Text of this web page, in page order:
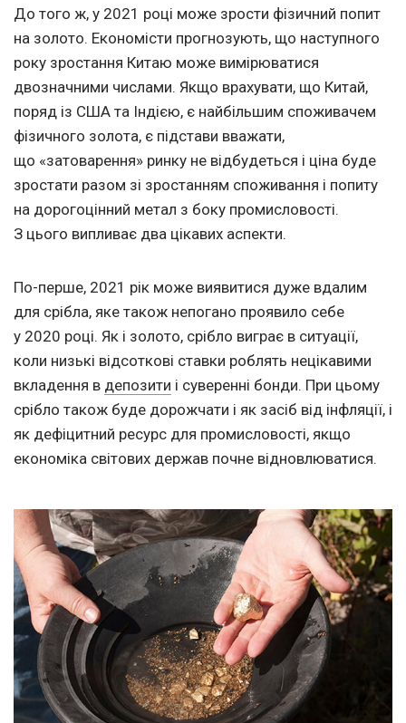
До того ж, у 2021 році може зрости фізичний попит
на золото. Економісти прогнозують, що наступного
року зростання Китаю може вимірюватися
двозначними числами. Якщо врахувати, що Китай,
поряд із США та Індією, є найбільшим споживачем
фізичного золота, є підстави вважати,
що «затоварення» ринку не відбудеться і ціна буде
зростати разом зі зростанням споживання і попиту
на дорогоцінний метал з боку промисловості.
З цього випливає два цікавих аспекти.
По-перше, 2021 рік може виявитися дуже вдалим
для срібла, яке також непогано проявило себе
у 2020 році. Як і золото, срібло виграє в ситуації,
коли низькі відсоткові ставки роблять нецікавими
вкладення в депозити і суверенні бонди. При цьому
срібло також буде дорожчати і як засіб від інфляції, і
як дефіцитний ресурс для промисловості, якщо
економіка світових держав почне відновлюватися.